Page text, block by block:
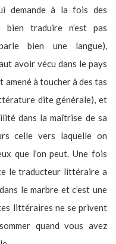
demande à la fois des
bien traduire n’est pas
bien une langue),
avoir vécu dans le pays
amené à toucher à des tas
dite générale), et
dans la maîtrise de sa
celle vers laquelle on
que l’on peut. Une fois
le traducteur littéraire a
le marbre et c’est une
littéraires ne se privent
quand vous avez